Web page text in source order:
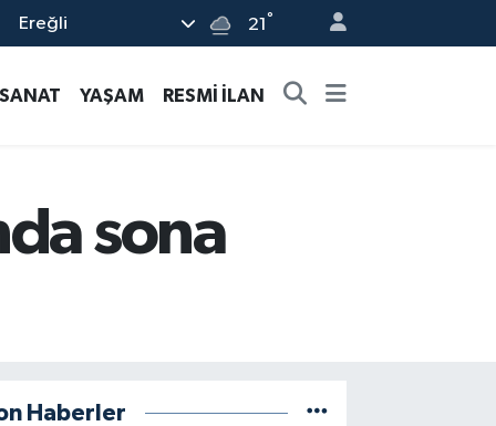
Ereğli 21 °
YAŞAM RESMİ İLAN
sona
Haberler